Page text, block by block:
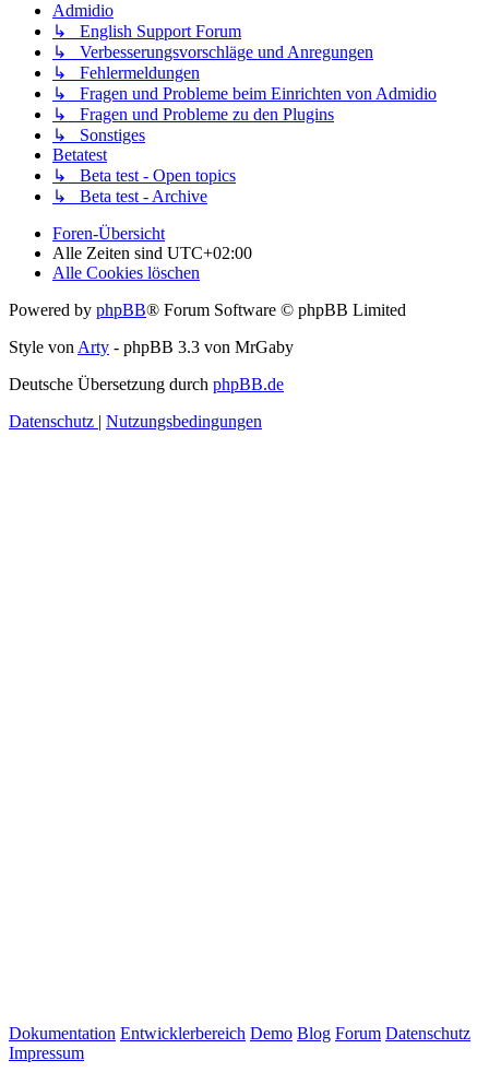
Admidio
↳ English Support Forum
↳ Verbesserungsvorschläge und Anregungen
↳ Fehlermeldungen
↳ Fragen und Probleme beim Einrichten von Admidio
↳ Fragen und Probleme zu den Plugins
↳ Sonstiges
Betatest
↳ Beta test - Open topics
↳ Beta test - Archive
Foren-Übersicht
Alle Zeiten sind UTC+02:00
Alle Cookies löschen
Powered by phpBB® Forum Software © phpBB Limited
Style vonArty - phpBB 3.3 von MrGaby
Deutsche Übersetzung durch phpBB.de
Datenschutz | Nutzungsbedingungen
Dokumentation Entwicklerbereich Demo Blog Forum Datenschutz
Impressum